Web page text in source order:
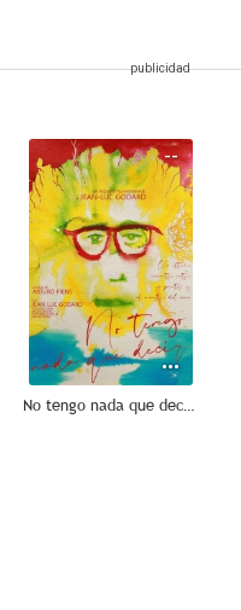
--
No tengo nada que decir (Je n´ai rien a dire)